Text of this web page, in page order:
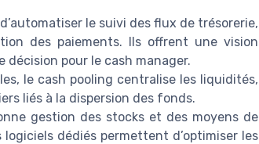
le suivi des flux de trésorerie,
des paiements. Ils offrent une vision
pour le cash manager.
le cash pooling centralise les liquidités,
liés à la dispersion des fonds.
gestion des stocks et des moyens de
dédiés permettent d’optimiser les